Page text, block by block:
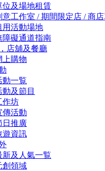
位及場地租賃
意工作室 / 期間限定店 / 商
用活動場地
障礙通道指南
店舖及餐廳
上購物
動一覧
動及節目
作坊
傳活動
日推廣
遊資訊
新及人氣一覧
創領域